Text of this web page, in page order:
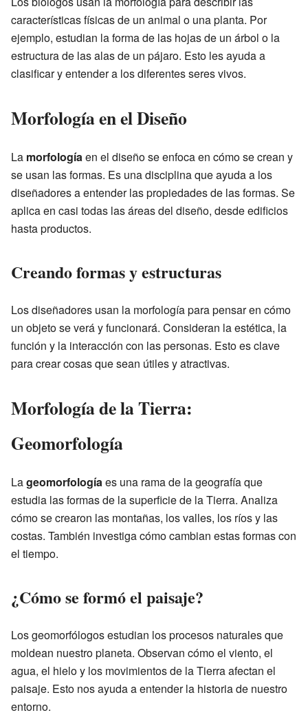
características físicas de un animal o una planta. Por
ejemplo, estudian la forma de las hojas de un árbol o la
estructura de las alas de un pájaro. Esto les ayuda a
clasificar y entender a los diferentes seres vivos.
Morfología en el Diseño
La morfologíaen el diseño se enfoca en cómo se crean y
se usan las formas. Es una disciplina que ayuda a los
diseñadores a entender las propiedades de las formas. Se
aplica en casi todas las áreas del diseño, desde edificios
hasta productos.
Creando formas y estructuras
Los diseñadores usan la morfología para pensar en cómo
un objeto se verá y funcionará. Consideran la estética, la
función y la interacción con las personas. Esto es clave
para crear cosas que sean útiles y atractivas.
Morfología de la Tierra:
Geomorfología
Lageomorfologíaes una rama de la geografía que
estudia las formas de la superficie de la Tierra. Analiza
cómo se crearon las montañas, los valles, los ríos y las
costas. También investiga cómo cambian estas formas con
el tiempo.
¿Cómo se formó el paisaje?
Los geomorfólogos estudian los procesos naturales que
moldean nuestro planeta. Observan cómo el viento, el
agua, el hielo y los movimientos de la Tierra afectan el
paisaje. Esto nos ayuda a entender la historia de nuestro
entorno.